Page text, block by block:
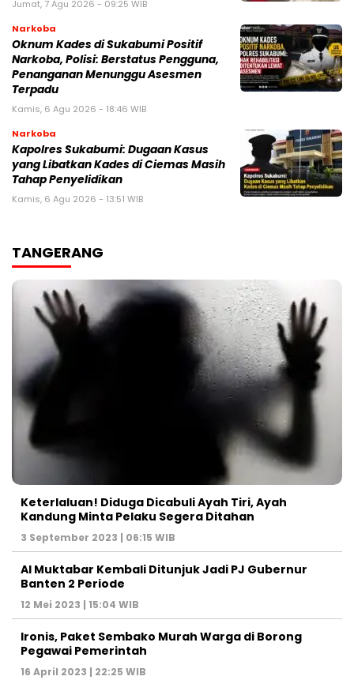
Jumat, 7 Agu 2026 - 09:25 WIB
Narkoba
Oknum Kades di Sukabumi Positif
Narkoba, Polisi: Berstatus Pengguna,
Penanganan Menunggu Asesmen
Terpadu
Kamis, 6 Agu 2026 - 18:46 WIB
Narkoba
Kapolres Sukabumi: Dugaan Kasus
yang Libatkan Kades di Ciemas Masih
Tahap Penyelidikan
Kamis, 6 Agu 2026 - 13:51 WIB
TANGERANG
Keterlaluan! Diduga Dicabuli Ayah Tiri, Ayah
Kandung Minta Pelaku Segera Ditahan
3 September 2023 | 06:15 WIB
Al Muktabar Kembali Ditunjuk Jadi PJ Gubernur
Banten 2 Periode
12 Mei 2023 | 15:04 WIB
Ironis, Paket Sembako Murah Warga di Borong
Pegawai Pemerintah
16 April 2023 | 22:25 WIB